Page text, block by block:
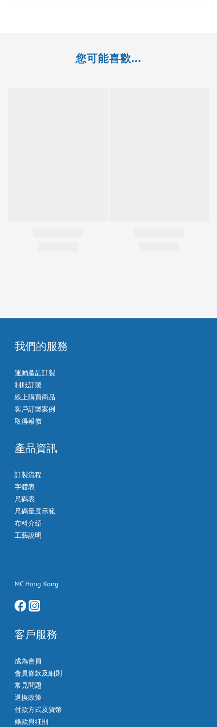
您可能喜歡...
我們的服務
運動產品訂製
制服訂製
線上購買商品
客戶訂製案例
取得報價
產品資訊
訂製流程
字體表
尺碼表
尺碼量度示範
布料介紹
工藝說明
MC Hong Kong
客戶服務
成為會員
會員條款及細則
常見問題
退換政策
付款方式及貨幣
條款與細則